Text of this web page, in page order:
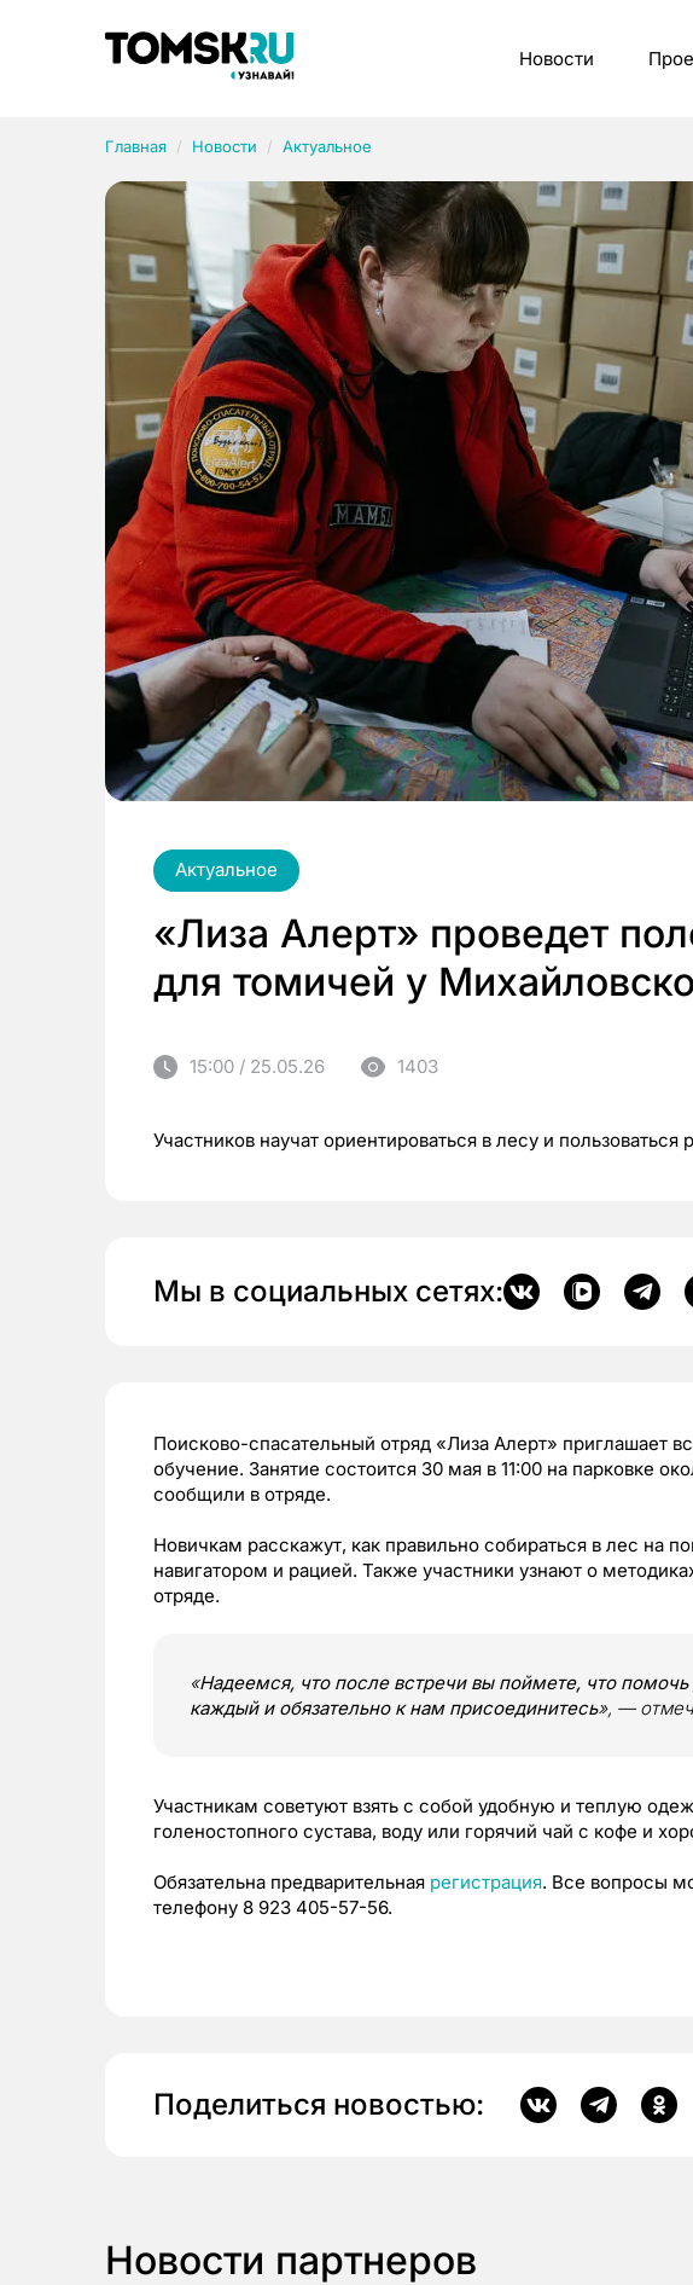
Новости
Главная Новости Актуальное
Актуальное
«Лиза Алерт» проведет
для томичей у
15:00 / 25.05.26 1403
Участников научат ориентироваться в лесу и пользоваться
Мы в социальных сетях:
Поисково-спасательный отряд «Лиза Алерт» приглашает
обучение. Занятие состоится 30 мая в 11:00 на парковке
сообщили в отряде.
Новичкам расскажут, как правильно собираться в лес на
навигатором и рацией. Также участники узнают о
отряде.
«Надеемся, что после встречи вы поймете, что
каждый и обязательно к нам присоединитесь», —
Участникам советуют взять с собой удобную и теплую
голеностопного сустава, воду или горячий чай с кофе и
Обязательна предварительная регистрация. Все вопросы
телефону 8 923 405-57-56.
Поделиться новостью:
Новости партнеров
Рубрики